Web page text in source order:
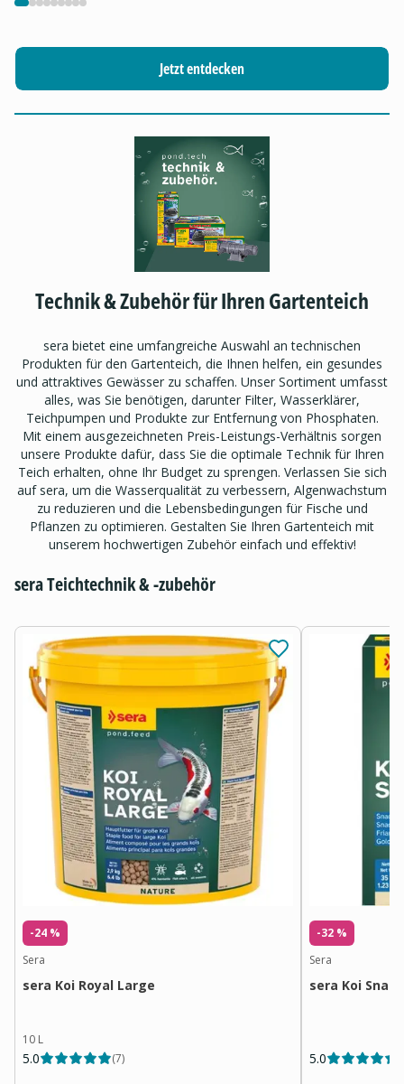
Jetzt entdecken
Technik & Zubehör für Ihren Gartenteich
sera bietet eine umfangreiche Auswahl an technischen
Produkten für den Gartenteich, die Ihnen helfen, ein gesundes
und attraktives Gewässer zu schaffen. Unser Sortiment umfasst
alles, was Sie benötigen, darunter Filter, Wasserklärer,
Teichpumpen und Produkte zur Entfernung von Phosphaten.
Mit einem ausgezeichneten Preis-Leistungs-Verhältnis sorgen
unsere Produkte dafür, dass Sie die optimale Technik für Ihren
Teich erhalten, ohne Ihr Budget zu sprengen. Verlassen Sie sich
auf sera, um die Wasserqualität zu verbessern, Algenwachstum
zu reduzieren und die Lebensbedingungen für Fische und
Pflanzen zu optimieren. Gestalten Sie Ihren Gartenteich mit
unserem hochwertigen Zubehör einfach und effektiv!
sera Teichtechnik & -zubehör
-24 %
Sera
sera Koi Royal Large
10 L
5.0 (7)
-32 %
Sera
sera Koi
5.0